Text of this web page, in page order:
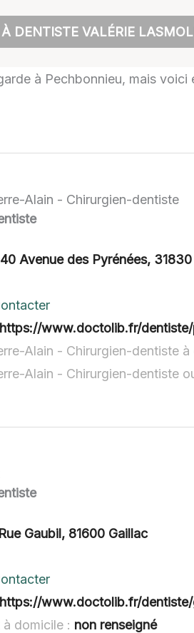
DENTISTE VALÉRIE
à Pechbonnieu, mais
Alain - Chirurgien-dentiste
Avenue des Pyrénées,
https://www.doctolib.fr/
Alain - Chirurgien-dentiste à
Alain - Chirurgien-dentiste
Gaubil, 81600 Gaillac
https://www.doctolib.fr/
domicile : non renseigné